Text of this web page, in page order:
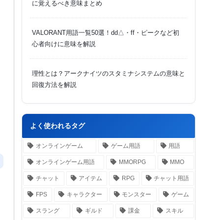
に覚えるべき意味まとめ
VALORANT用語一覧50選！dd△・ff・ピークなど初
心者向けに意味を解説
理性とは？アークナイツのスタミナシステムの意味と
回復方法を解説
よく使われるタグ
オンラインゲーム ゲーム用語 用語
オンラインゲーム用語 MMORPG MMO
チャット アイテム RPG チャット用語
FPS キャラクター モンスター ゲーム
スラング ギルド 課金 スキル